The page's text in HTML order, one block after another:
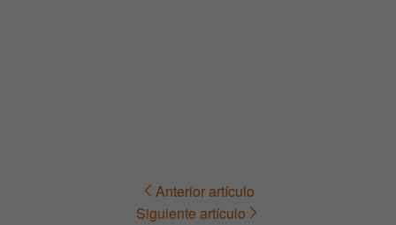
Navegación Anterior artículo
Siguiente artículo